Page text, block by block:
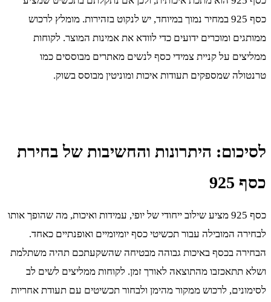
כסף 925 במחיר נמוך במיוחד, יש לנקוט בזהירות. מומלץ לרכוש
ממותגים ומוכרים ידועים כדי לוודא את אמינות המוצר. לקוחות
ממליצים על קניית צמידי כסף לנשים מאתרים מבוססים כמו
טרנטולה שמספקים תעודות איכות ומוניטין מבוסס בשוק.
לסיכום: היתרונות והחשיבות של בחירת
כסף 925
כסף 925 מציע שילוב ייחודי של יופי, עמידות ואיכות, מה שהופך אותו
לבחירה המובילה עבור תכשיטי כסף יומיומיים ואופנתיים כאחד.
הבחירה בכסף באיכות גבוהה מבטיחה שהשקעתכם תהיה משתלמת
ושלא תתאכזבו מהתוצאה לאורך זמן. לקוחות ממליצים לשים לב
לסימונים, לרכוש ממקור מהימן ולבחור תכשיטים עם תעודת אחריות